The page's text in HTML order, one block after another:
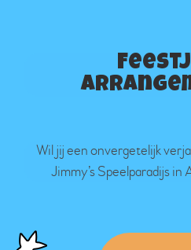
Wil jij een onvergetelijk
Jimmy’s Speelparadijs in